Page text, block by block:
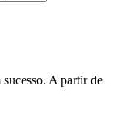
A partir de